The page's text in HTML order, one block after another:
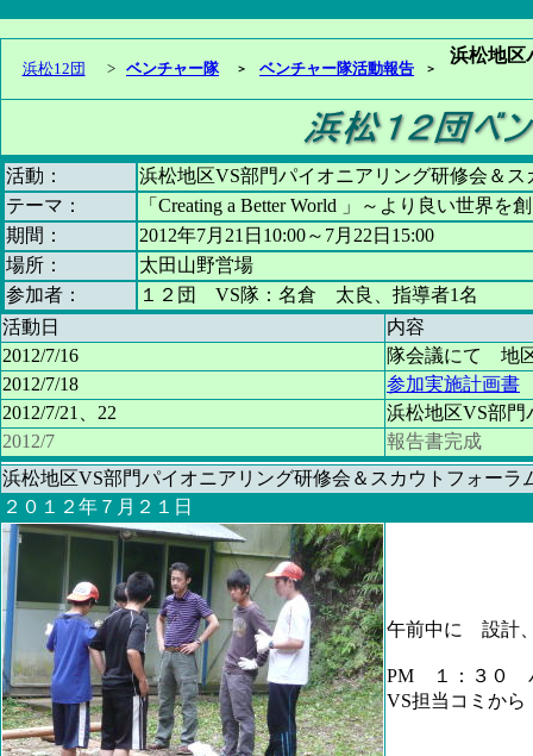
浜松12団 > ベンチャー隊 ＞ ベンチャー隊活動報告 ＞
浜松地区
活動：
浜松地区VS部門パイオニアリング研修会＆
テーマ：
「Creating a Better World 」～より良い世界を
期間：
2012年7月21日10:00～7月22日15:00
場所：
太田山野営場
参加者：
１２団 VS隊：名倉 太良、指導者1名
活動日
内容
2012/7/16
隊会議にて 地
2012/7/18
参加実施計画書
2012/7/21、22
浜松地区VS部門
2012/7
報告書完成
浜松地区VS部門パイオニアリング研修会＆スカウトフォーラ
２０１２年７月２１日
午前中に 設計
PM １：３０
VS担当コミか